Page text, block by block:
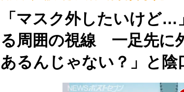
「マスク外したいけど…
る周囲の視線 一足先に
あるんじゃない？」と陰